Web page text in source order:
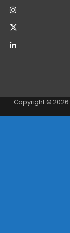
Copyright © 2026